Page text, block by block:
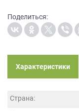
Поделиться:
Характеристики
Страна:
персональных
данных
метрическими
порядке
условиях